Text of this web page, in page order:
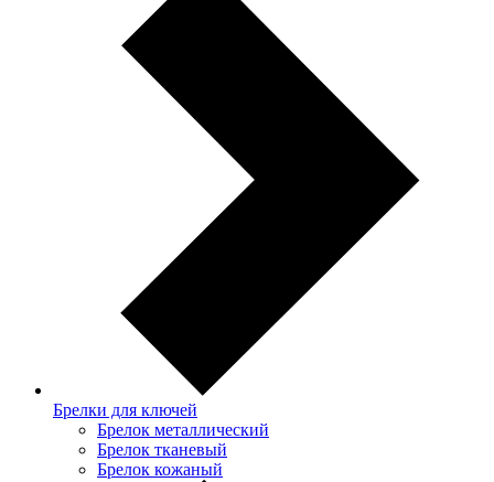
Брелки для ключей
Брелок металлический
Брелок тканевый
Брелок кожаный